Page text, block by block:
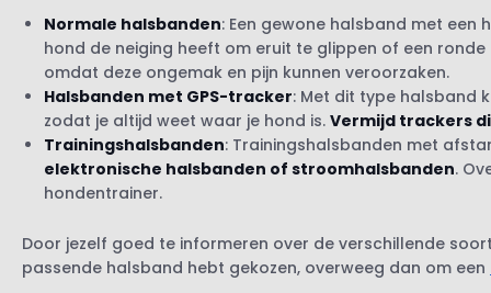
Normale halsbanden: Een gewone halsband met
hond de neiging heeft om eruit te glippen of een
omdat deze ongemak en pijn kunnen veroorzaken.
Halsbanden met GPS-tracker: Met dit type halsband
zodat je altijd weet waar je hond is. Vermijd trackers
Trainingshalsbanden: Trainingshalsbanden met
elektronische halsbanden of stroomhalsbanden.
hondentrainer.
Door jezelf goed te informeren over de verschillende
passende halsband hebt gekozen, overweeg dan om een